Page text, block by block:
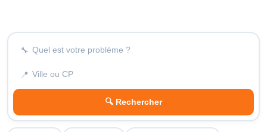
🔧
📍
🔍 Rechercher